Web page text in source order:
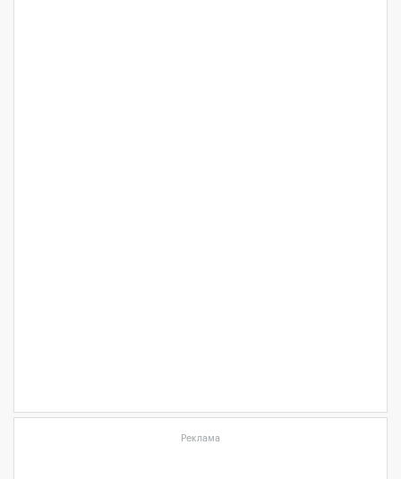
Реклама